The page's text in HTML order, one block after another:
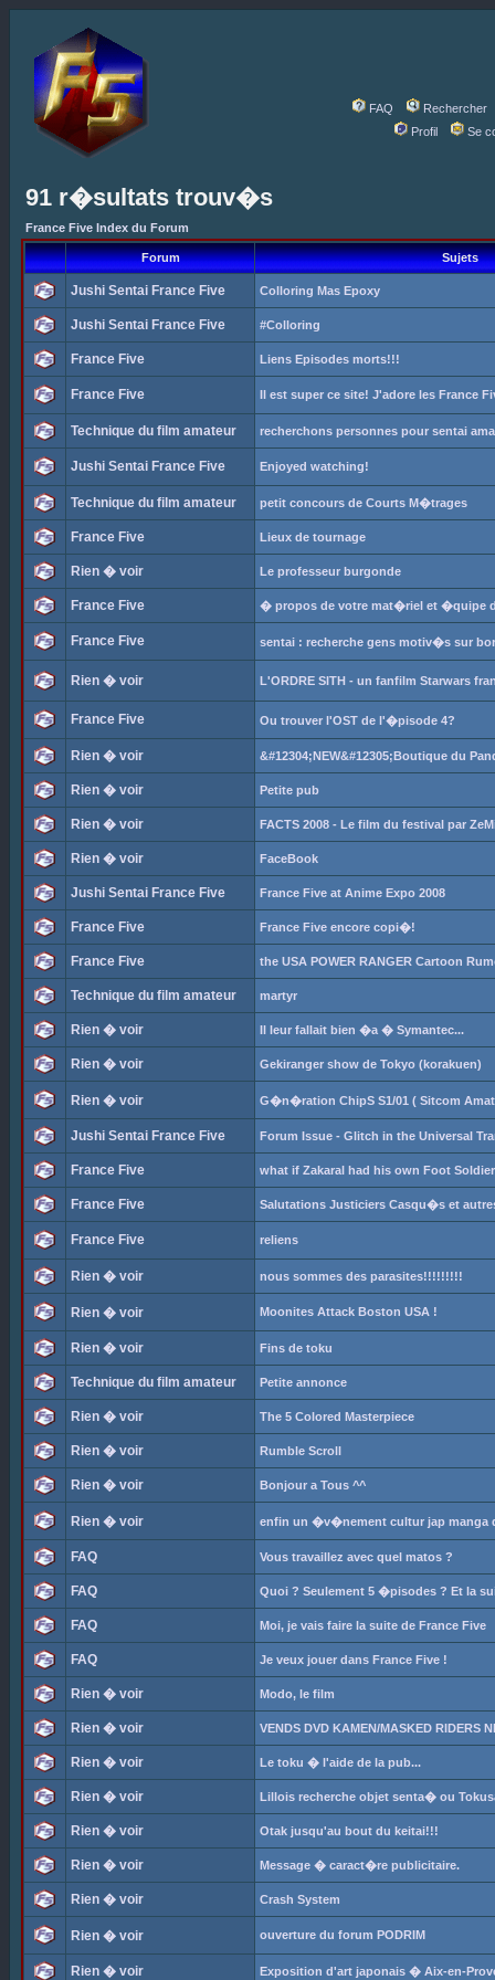
FAQ
Rechercher
Profil
Se
91 r�sultats trouv�s
France Five Index du Forum
Forum Sujets
Jushi Sentai France Five Colloring Mas Epoxy
Jushi Sentai France Five #Colloring
France Five Liens Episodes morts!!!
France Five Il est super ce site! J'adore les France
Technique du film amateur recherchons personnes pour sentai
Jushi Sentai France Five Enjoyed watching!
Technique du film amateur petit concours de Courts M�trages
France Five Lieux de tournage
Rien � voir Le professeur burgonde
France Five � propos de votre mat�riel et �quipe
France Five sentai : recherche gens motiv�s sur
Rien � voir L'ORDRE SITH - un fanfilm Starwars
France Five Ou trouver l'OST de l'�pisode 4?
Rien � voir &#12304;NEW&#12305;Boutique du
Rien � voir Petite pub
Rien � voir FACTS 2008 - Le film du festival par
Rien � voir FaceBook
Jushi Sentai France Five France Five at Anime Expo 2008
France Five France Five encore copi�!
France Five the USA POWER RANGER Cartoon
Technique du film amateur martyr
Rien � voir Il leur fallait bien �a � Symantec...
Rien � voir Gekiranger show de Tokyo (korakuen)
Rien � voir G�n�ration ChipS S1/01 ( Sitcom
Jushi Sentai France Five Forum Issue - Glitch in the Universal
France Five what if Zakaral had his own Foot
France Five Salutations Justiciers Casqu�s et
France Five reliens
Rien � voir nous sommes des parasites!!!!!!!!!
Rien � voir Moonites Attack Boston USA !
Rien � voir Fins de toku
Technique du film amateur Petite annonce
Rien � voir The 5 Colored Masterpiece
Rien � voir Rumble Scroll
Rien � voir Bonjour a Tous ^^
Rien � voir enfin un �v�nement cultur jap manga
FAQ Vous travaillez avec quel matos ?
FAQ Quoi ? Seulement 5 �pisodes ? Et la
FAQ Moi, je vais faire la suite de France Five
FAQ Je veux jouer dans France Five !
Rien � voir Modo, le film
Rien � voir VENDS DVD KAMEN/MASKED RIDERS
Rien � voir Le toku � l'aide de la pub...
Rien � voir Lillois recherche objet senta� ou
Rien � voir Otak jusqu'au bout du keitai!!!
Rien � voir Message � caract�re publicitaire.
Rien � voir Crash System
Rien � voir ouverture du forum PODRIM
Rien � voir Exposition d'art japonais � Aix-en-